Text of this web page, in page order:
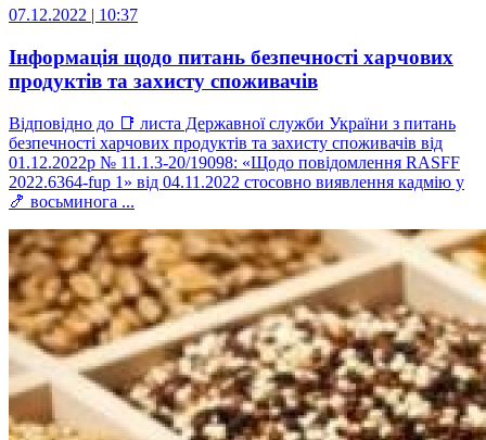
07.12.2022 | 10:37
Інформація щодо питань безпечності харчових
продуктів та захисту споживачів
Відповідно до 📑 листа Державної служби України з питань
безпечності харчових продуктів та захисту споживачів від
01.12.2022р № 11.1.3-20/19098: «Щодо повідомлення RASFF
2022.6364-fup 1» від 04.11.2022 стосовно виявлення кадмію у
🍤 восьминога ...